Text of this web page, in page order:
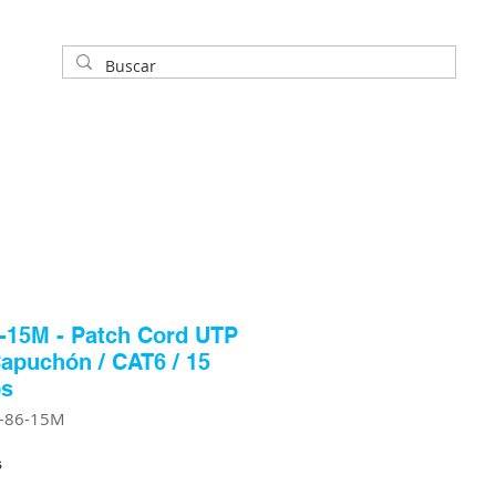
15M - Patch Cord UTP
/ CAT6 / 15
86-15M